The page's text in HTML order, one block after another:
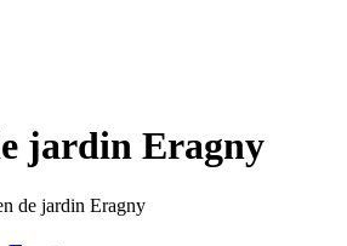
jardin Eragny
de jardin Eragny